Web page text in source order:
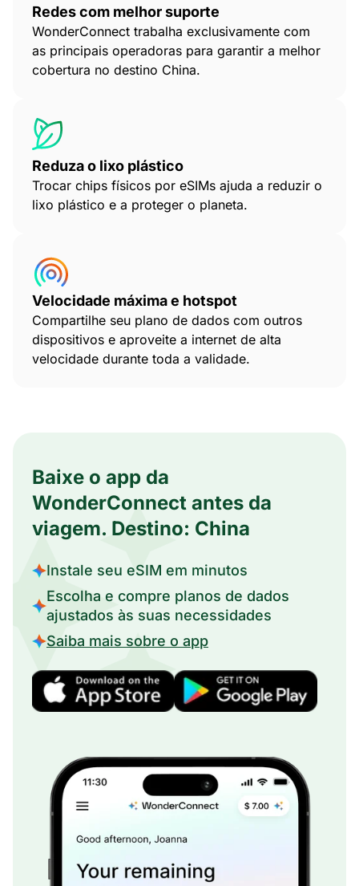
Redes com melhor suporte
WonderConnect trabalha exclusivamente com
as principais operadoras para garantir a melhor
cobertura no destino China.
Reduza o lixo plástico
Trocar chips físicos por eSIMs ajuda a reduzir o
lixo plástico e a proteger o planeta.
Velocidade máxima e hotspot
Compartilhe seu plano de dados com outros
dispositivos e aproveite a internet de alta
velocidade durante toda a validade.
Baixe o app da
WonderConnect antes da
viagem. Destino: China
Instale seu eSIM em minutos
Escolha e compre planos de dados
ajustados às suas necessidades
Saiba mais sobre o app